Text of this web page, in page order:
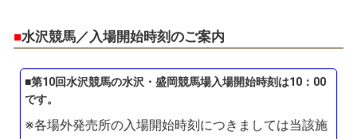
■水沢競馬／入場開始時刻のご案内
■第10回水沢競馬の水沢・盛岡競馬場入場開始時刻は10：00
です。
※各場外発売所の入場開始時刻につきましては当該施